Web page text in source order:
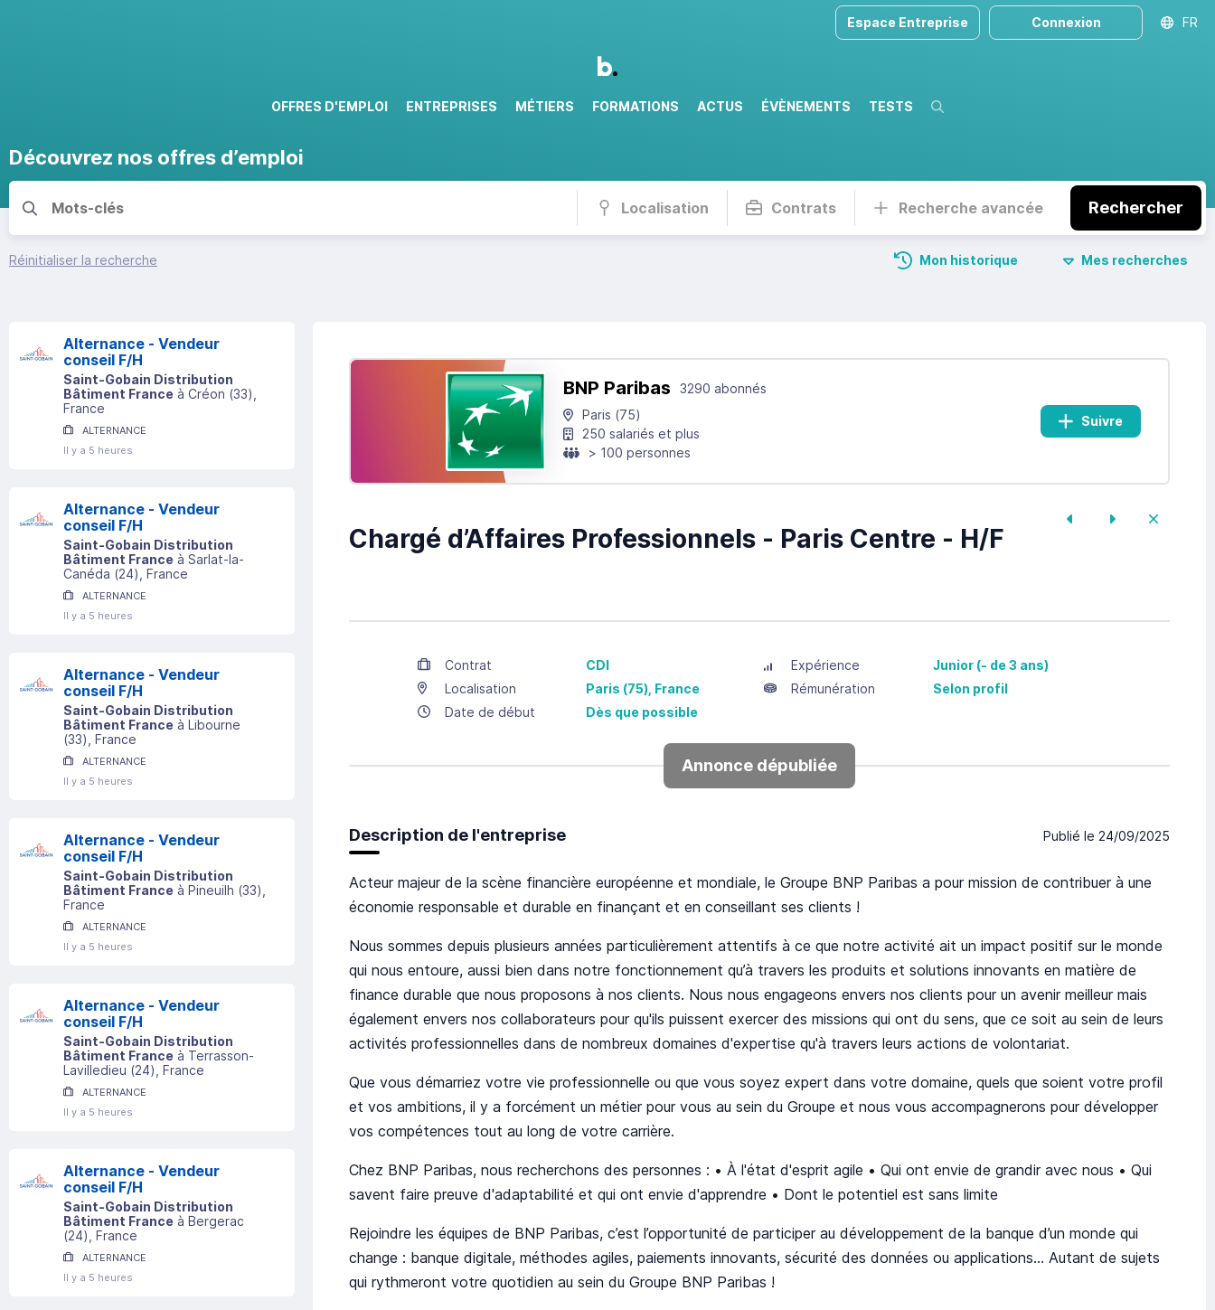
OFFRES D'EMPLOI ENTREPRISES MÉTIERS FORMATIONS ACTUS ÉVÈNEMENTS TESTS Recherche
Espace Entreprise Connexion FR
Découvrez nos offres d’emploi
Localisation Contrats Recherche avancée Rechercher
Réinitialiser la recherche Mon historique Mes recherches
Alternance - Vendeur
conseil F/H
Saint-Gobain Distribution
Bâtiment France à Créon (33)
France
ALTERNANCE
Il y a 5 heures
Alternance - Vendeur
conseil F/H
Saint-Gobain Distribution
Bâtiment France à Sarlat-la-
Canéda (24) , France
ALTERNANCE
Il y a 5 heures
Alternance - Vendeur
conseil F/H
Saint-Gobain Distribution
Bâtiment France à Libourne
(33) , France
ALTERNANCE
Il y a 5 heures
Alternance - Vendeur
conseil F/H
Saint-Gobain Distribution
Bâtiment France à Pineuilh (33)
France
ALTERNANCE
Il y a 5 heures
Alternance - Vendeur
conseil F/H
Saint-Gobain Distribution
Bâtiment France à Terrasson-
Lavilledieu (24) , France
ALTERNANCE
Il y a 5 heures
Alternance - Vendeur
conseil F/H
Saint-Gobain Distribution
Bâtiment France à Bergerac
(24) , France
ALTERNANCE
Il y a 5 heures
BNP Paribas
3290 abonnés
Paris (75)
250 salariés et plus
> 100 personnes
Suivre
Chargé d’Affaires Professionnels - Paris Centre - H/F
Contrat CDI Expérience
Junior (- de 3 ans)
Localisation
Paris (75), France Rémunération
Selon profil
Date de début
Dès que possible
Annonce dépubliée
Publié le 24/09/2025
Description de l'entreprise
Acteur majeur de la scène financière européenne et mondiale, le Groupe BNP Paribas a pour mission de contribuer à une
économie responsable et durable en finançant et en conseillant ses clients !
Nous sommes depuis plusieurs années particulièrement attentifs à ce que notre activité ait un impact positif sur le monde
qui nous entoure, aussi bien dans notre fonctionnement qu’à travers les produits et solutions innovants en matière de
finance durable que nous proposons à nos clients. Nous nous engageons envers nos clients pour un avenir meilleur mais
également envers nos collaborateurs pour qu'ils puissent exercer des missions qui ont du sens, que ce soit au sein de leurs
activités professionnelles dans de nombreux domaines d'expertise qu'à travers leurs actions de volontariat.
Que vous démarriez votre vie professionnelle ou que vous soyez expert dans votre domaine, quels que soient votre profil
et vos ambitions, il y a forcément un métier pour vous au sein du Groupe et nous vous accompagnerons pour développer
vos compétences tout au long de votre carrière.
Chez BNP Paribas, nous recherchons des personnes : • À l'état d'esprit agile • Qui ont envie de grandir avec nous • Qui
savent faire preuve d'adaptabilité et qui ont envie d'apprendre • Dont le potentiel est sans limite
Rejoindre les équipes de BNP Paribas, c’est l’opportunité de participer au développement de la banque d’un monde qui
change : banque digitale, méthodes agiles, paiements innovants, sécurité des données ou applications... Autant de sujets
qui rythmeront votre quotidien au sein du Groupe BNP Paribas !